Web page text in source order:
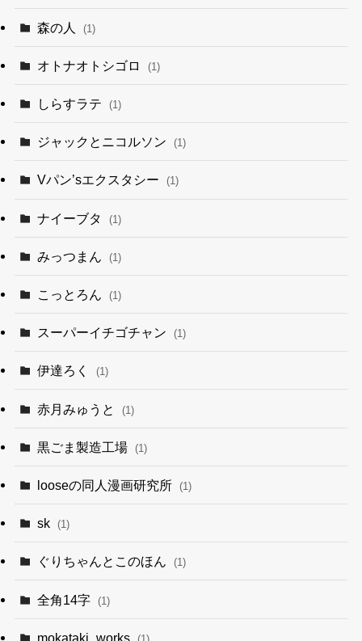
森の人 (1)
オトナオトシゴロ (1)
しらすラテ (1)
ジャックとニコルソン (1)
Vパン’sエクスタシー (1)
ナイーブタ (1)
みっつまん (1)
こっとろん (1)
スーパーイチゴチャン (1)
伊達ろく (1)
赤月みゅうと (1)
黒ごま製造工場 (1)
looseの同人漫画研究所 (1)
sk (1)
ぐりちゃんとこのほん (1)
全角14字 (1)
mokataki_works